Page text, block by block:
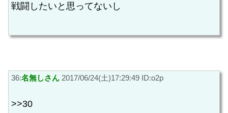
戦闘したいと思ってないし
36:名無しさん 2017/06/24(土)17:29:49 ID:o2p
>>30